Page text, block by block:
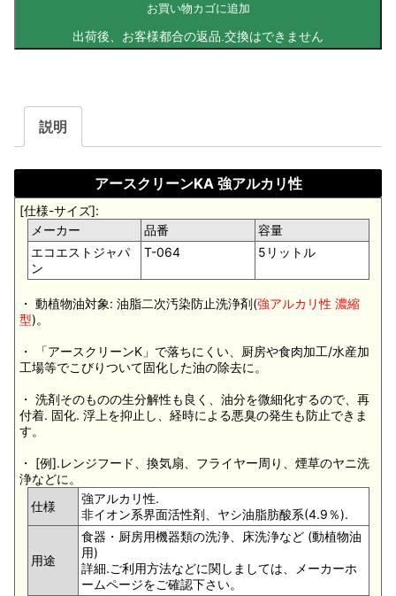
お買い物カゴに追加
説明
アースクリーンKA 強アルカリ性
[仕様-サイズ]:
メーカー
品番
容量
エコエストジャパ
ン
T-064 5リットル
・ 動植物油対象: 油脂二次汚染防止洗浄剤(強アルカリ性 濃縮
型)。
・ 「アースクリーンK」で落ちにくい、厨房や食肉加工/水産加
工場等でこびりついて固化した油の除去に。
・ 洗剤そのものの生分解性も良く、油分を微細化するので、再
付着. 固化. 浮上を抑止し、経時による悪臭の発生も防止できま
す。
・ [例].レンジフード、換気扇、フライヤー周り、煙草のヤニ洗
浄などに。
仕様
強アルカリ性.
非イオン系界面活性剤、ヤシ油脂肪酸系(4.9％).
用途
食器・厨房用機器類の洗浄、床洗浄など (動植物油
用)
詳細.ご利用方法などに関しましては、メーカーホ
ームページをご確認下さい。